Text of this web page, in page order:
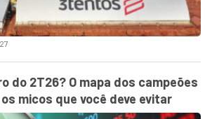
do 2T26? O mapa dos campeões
micos que você deve evitar